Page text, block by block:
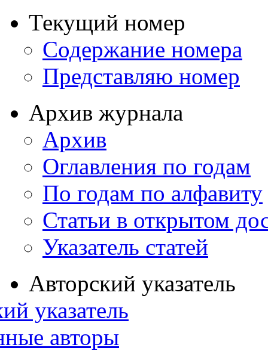
Текущий номер
Содержание номера
Представляю номер
Архив журнала
Архив
Оглавления по годам
По годам по алфавиту
Статьи в открытом
Указатель статей
Авторский указатель
указатель
авторы